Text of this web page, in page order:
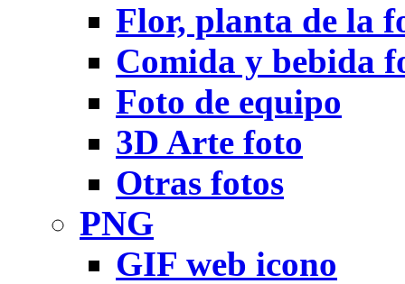
Flor, planta de la
Comida y bebida
Foto de equipo
3D Arte foto
Otras fotos
PNG
GIF web icono